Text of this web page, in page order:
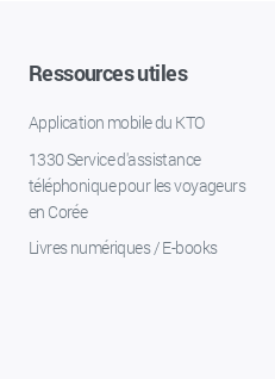
Ressources utiles
Application mobile du KTO
1330 Service d'assistance
téléphonique pour les voyageurs
en Corée
Livres numériques / E-books